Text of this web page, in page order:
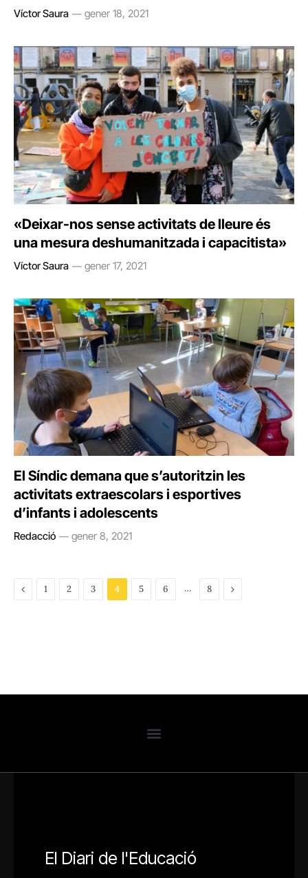
Víctor Saura gener 18, 2021
«Deixar-nos sense activitats de lleure és
una mesura deshumanitzada i capacitista»
Víctor Saura gener 17, 2021
El Síndic demana que s’autoritzin les
activitats extraescolars i esportives
d’infants i adolescents
Redacció gener 8, 2021
Previous
1 2 3 4 5 6 … 8 Next